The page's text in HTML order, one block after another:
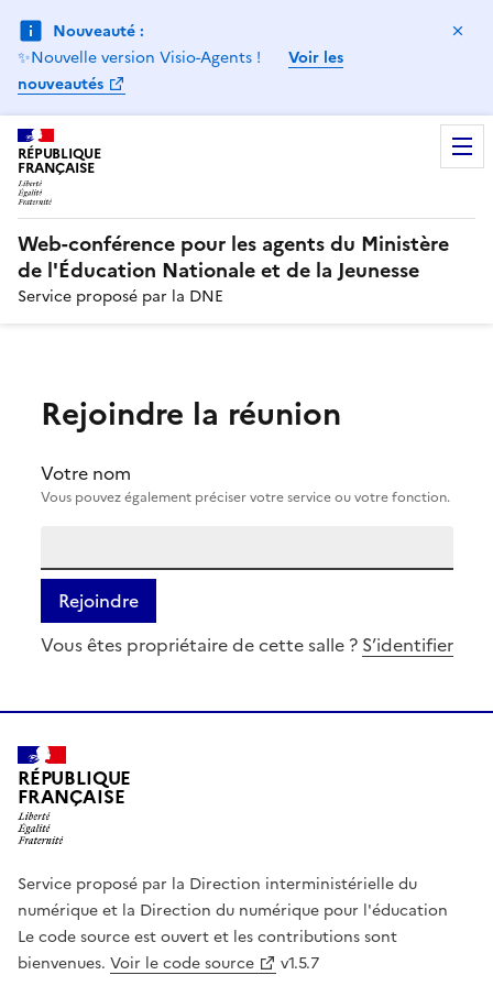
Nouveauté :
✨Nouvelle version Visio-Agents !
Voir les
nouveautés
RÉPUBLIQUE
FRANÇAISE
Web-conférence pour les agents du Ministère
de l'Éducation Nationale et de la Jeunesse
Service proposé par la DNE
Rejoindre la réunion
Votre nom
Vous pouvez également préciser votre service ou votre fonction.
Rejoindre
Vous êtes propriétaire de cette salle ? S’identifier
RÉPUBLIQUE
FRANÇAISE
Service proposé par la Direction interministérielle du
numérique et la Direction du numérique pour l'éducation
Le code source est ouvert et les contributions sont
bienvenues. Voir le code source v1.5.7